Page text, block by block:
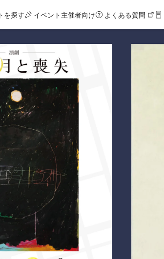
を探す イベント主催者向け よくある質問